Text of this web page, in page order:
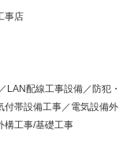
事店
LAN配線工事設備／防犯・
付帯設備工事／電気設備外
構工事/基礎工事